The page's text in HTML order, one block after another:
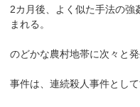
2カ月後、よく似た手法の強
まれる。
のどかな農村地帯に次々と発
事件は、連続殺人事件とし